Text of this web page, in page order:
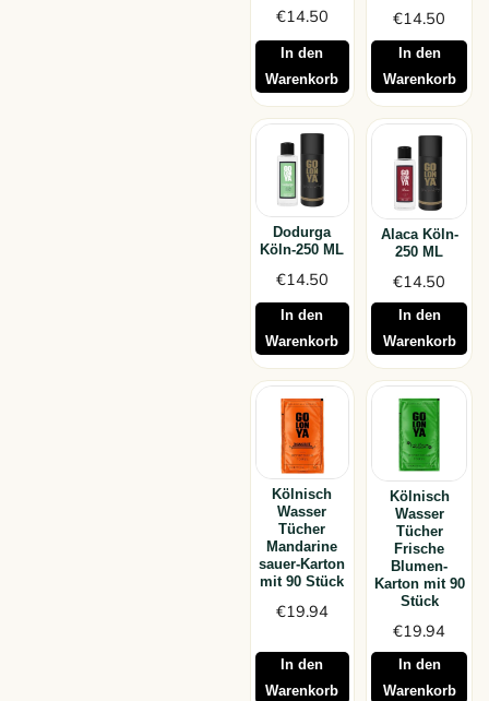
€14.50
In den
Warenkorb
€14.50
In den
Warenkorb
Dodurga
Köln-250 ML
€14.50
In den
Warenkorb
Alaca Köln-
250 ML
€14.50
In den
Warenkorb
Kölnisch
Wasser
Tücher
Mandarine
sauer-Karton
mit 90 Stück
€19.94
In den
Warenkorb
Kölnisch
Wasser
Tücher
Frische
Blumen-
Karton mit 90
Stück
€19.94
In den
Warenkorb